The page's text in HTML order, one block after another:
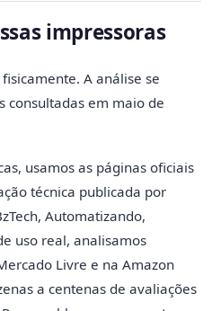
impressoras
A análise se
consultadas em maio de
usamos as páginas oficiais
técnica publicada por
Automatizando,
uso real, analisamos
Livre e na Amazon
a centenas de avaliações